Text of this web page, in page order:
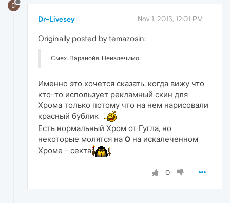
D
Dr-Livesey Nov 1, 2013, 12:01 PM
Originally posted by temazosin:
Смех. Паранойя. Неизлечимо.
Именно это хочется сказать, когда вижу что
кто-то использует рекламный скин для
Хрома только потому что на нем нарисовали
красный бублик
Есть нормальный Хром от Гугла, но
некоторые молятся на 0 на искалеченном
Хроме - секта
0